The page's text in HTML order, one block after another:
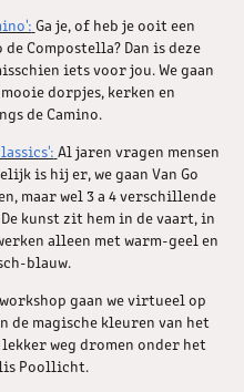
Ga je, of heb je ooit een
Compostella? Dan is deze
iets voor jou. We gaan
dorpjes, kerken en
de Camino.
Al jaren vragen mensen
is hij er, we gaan Van Go
maar wel 3 a 4 verschillende
kunst zit hem in de vaart, in
alleen met warm-geel en
blauw.
gaan we virtueel op
de magische kleuren van het
weg dromen onder het
Poollicht.